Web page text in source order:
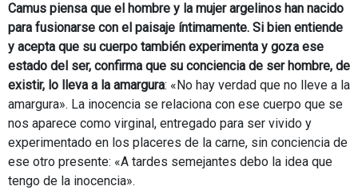
Camus piensa que el hombre y la mujer argelinos han nacido
para fusionarse con el paisaje íntimamente. Si bien entiende
y acepta que su cuerpo también experimenta y goza ese
estado del ser, confirma que su conciencia de ser hombre, de
existir, lo lleva a la amargura: «No hay verdad que no lleve a la
amargura». La inocencia se relaciona con ese cuerpo que se
nos aparece como virginal, entregado para ser vivido y
experimentado en los placeres de la carne, sin conciencia de
ese otro presente: «A tardes semejantes debo la idea que
tengo de la inocencia».